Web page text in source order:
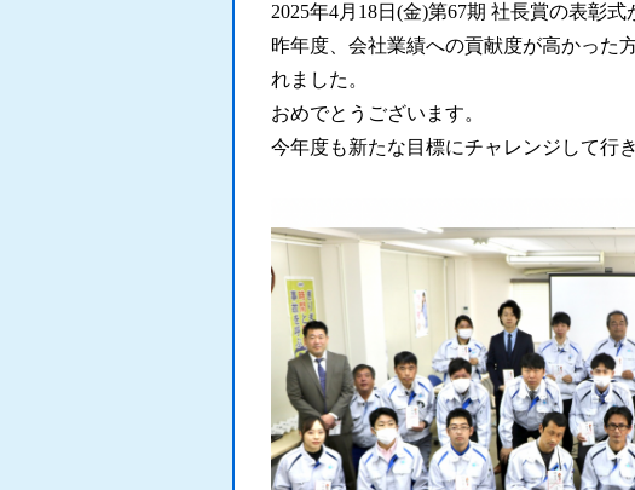
2025年4月18日(金)第67期 社長賞の表彰式
昨年度、会社業績への貢献度が高かった
れました。
おめでとうございます。
今年度も新たな目標にチャレンジして行